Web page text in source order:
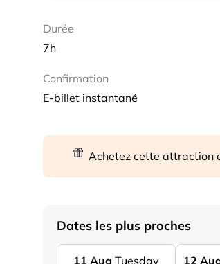
Durée
7h
Confirmation
E-billet instantané
Achetez cette attraction
Dates les plus proches
11 Aug Tuesday 12